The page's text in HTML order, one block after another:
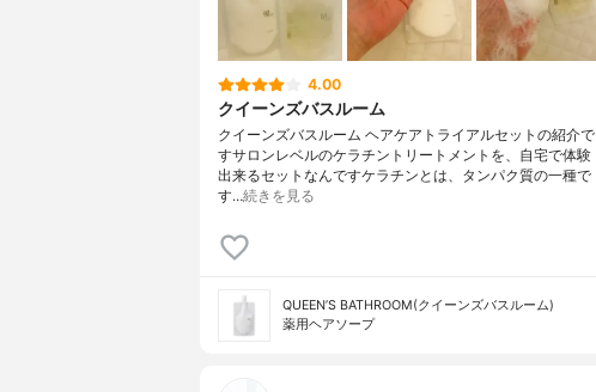
4.00
クイーンズバスルーム
クイーンズバスルーム ヘアケアトライアルセットの紹介で
すサロンレベルのケラチントリートメントを、自宅で体験
出来るセットなんですケラチンとは、タンパク質の一種で
す…続きを見る
QUEEN’S BATHROOM(クイーンズバスルーム)
薬用ヘアソープ